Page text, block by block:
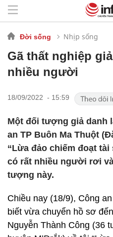
Đời sống Nhịp sống
Gã thất nghiệp
nhiều người
18/09/2022 - 15:59
Một đối tượng giả danh
an TP Buôn Ma Thuột
“Lừa đảo chiếm đoạt
có rất nhiều người rơi
tượng này.
Chiều nay (18/9), Công
biết vừa chuyển hồ sơ
Nguyễn Thành Công (36